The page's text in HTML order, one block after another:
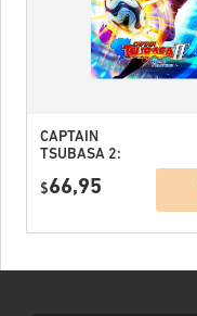
CAPTAIN
TSUBASA 2:
FIGHTERS PC
$66,95